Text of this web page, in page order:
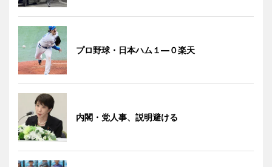
プロ野球・日本ハム１―０楽天
内閣・党人事、説明避ける